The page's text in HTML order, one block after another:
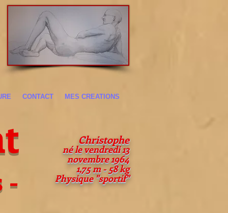
CONTACT MES CREATIONS
-
Christophe
né levendredi 13
novembre 1964
1,75 m - 58 kg
Physique "sportif"